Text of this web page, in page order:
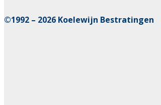
©1992 – 2026 Koelewijn Bestratingen